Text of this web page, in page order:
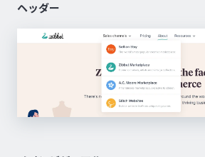
ヘッダー